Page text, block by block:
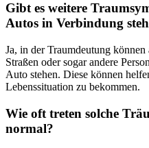
Gibt es weitere
Autos ‌in Verbindung
Ja, in der ‍Traumdeutung
Straßen oder sogar andere
Auto stehen. Diese können⁢
Lebenssituation zu bekommen.
Wie ⁣oft treten solche
⁢normal?